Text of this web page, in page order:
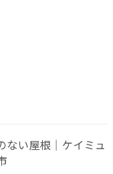
ない屋根｜ケイミュ